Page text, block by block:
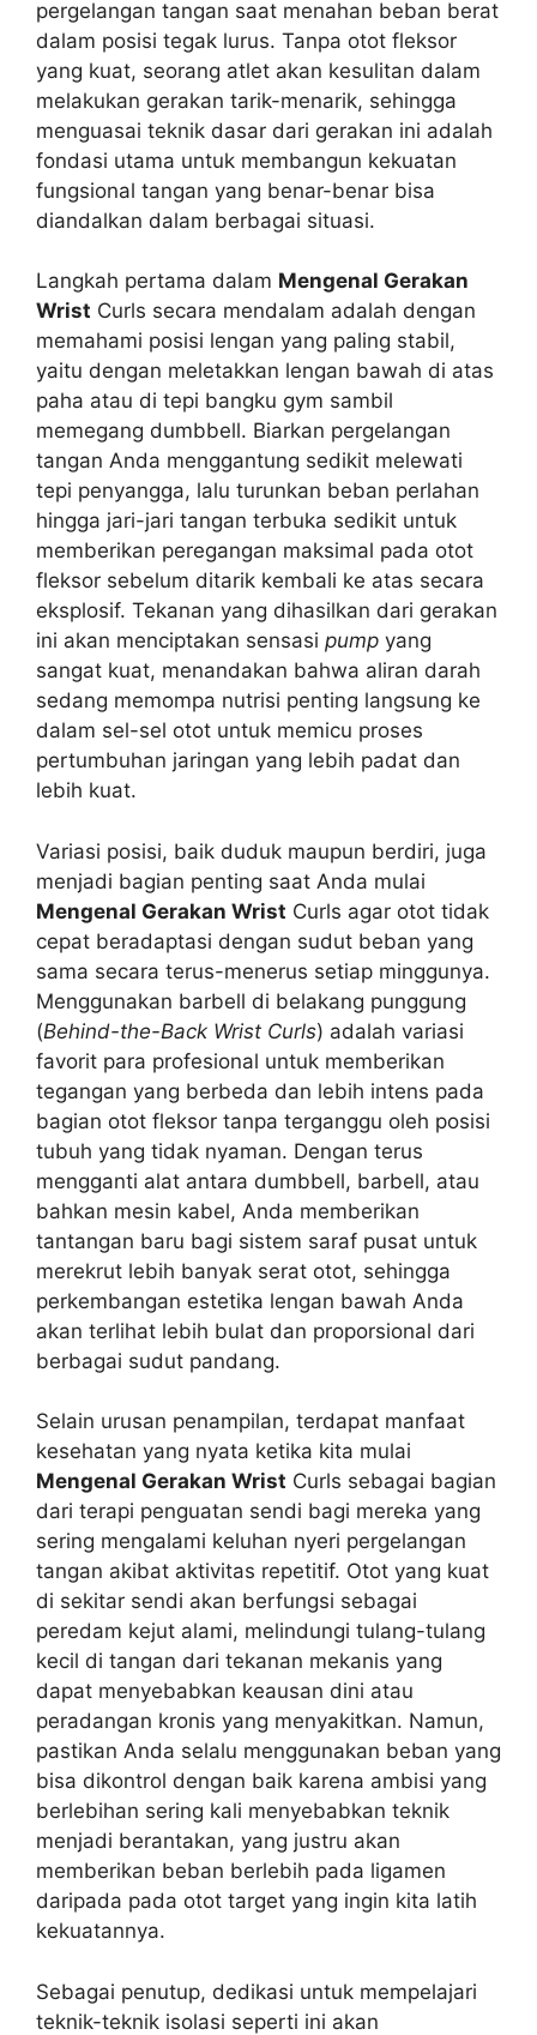
pergelangan tangan saat menahan beban berat
dalam posisi tegak lurus. Tanpa otot fleksor
yang kuat, seorang atlet akan kesulitan dalam
melakukan gerakan tarik-menarik, sehingga
menguasai teknik dasar dari gerakan ini adalah
fondasi utama untuk membangun kekuatan
fungsional tangan yang benar-benar bisa
diandalkan dalam berbagai situasi.
Langkah pertama dalam Mengenal Gerakan
Wrist Curls secara mendalam adalah dengan
memahami posisi lengan yang paling stabil,
yaitu dengan meletakkan lengan bawah di atas
paha atau di tepi bangku gym sambil
memegang dumbbell. Biarkan pergelangan
tangan Anda menggantung sedikit melewati
tepi penyangga, lalu turunkan beban perlahan
hingga jari-jari tangan terbuka sedikit untuk
memberikan peregangan maksimal pada otot
fleksor sebelum ditarik kembali ke atas secara
eksplosif. Tekanan yang dihasilkan dari gerakan
ini akan menciptakan sensasi pump yang
sangat kuat, menandakan bahwa aliran darah
sedang memompa nutrisi penting langsung ke
dalam sel-sel otot untuk memicu proses
pertumbuhan jaringan yang lebih padat dan
lebih kuat.
Variasi posisi, baik duduk maupun berdiri, juga
menjadi bagian penting saat Anda mulai
Mengenal Gerakan Wrist Curls agar otot tidak
cepat beradaptasi dengan sudut beban yang
sama secara terus-menerus setiap minggunya.
Menggunakan barbell di belakang punggung
(Behind-the-Back Wrist Curls) adalah variasi
favorit para profesional untuk memberikan
tegangan yang berbeda dan lebih intens pada
bagian otot fleksor tanpa terganggu oleh posisi
tubuh yang tidak nyaman. Dengan terus
mengganti alat antara dumbbell, barbell, atau
bahkan mesin kabel, Anda memberikan
tantangan baru bagi sistem saraf pusat untuk
merekrut lebih banyak serat otot, sehingga
perkembangan estetika lengan bawah Anda
akan terlihat lebih bulat dan proporsional dari
berbagai sudut pandang.
Selain urusan penampilan, terdapat manfaat
kesehatan yang nyata ketika kita mulai
Mengenal Gerakan Wrist Curls sebagai bagian
dari terapi penguatan sendi bagi mereka yang
sering mengalami keluhan nyeri pergelangan
tangan akibat aktivitas repetitif. Otot yang kuat
di sekitar sendi akan berfungsi sebagai
peredam kejut alami, melindungi tulang-tulang
kecil di tangan dari tekanan mekanis yang
dapat menyebabkan keausan dini atau
peradangan kronis yang menyakitkan. Namun,
pastikan Anda selalu menggunakan beban yang
bisa dikontrol dengan baik karena ambisi yang
berlebihan sering kali menyebabkan teknik
menjadi berantakan, yang justru akan
memberikan beban berlebih pada ligamen
daripada pada otot target yang ingin kita latih
kekuatannya.
Sebagai penutup, dedikasi untuk mempelajari
teknik-teknik isolasi seperti ini akan